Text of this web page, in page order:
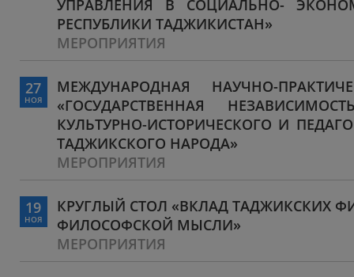
УПРАВЛЕНИЯ В СОЦИАЛЬНО-
РЕСПУБЛИКИ ТАДЖИКИСТАН»
МЕРОПРИЯТИЯ
27
НОЯ
МЕЖДУНАРОДНАЯ НАУЧНО-
«ГОСУДАРСТВЕННАЯ
КУЛЬТУРНО-ИСТОРИЧЕСКОГО И
ТАДЖИКСКОГО НАРОДА»
МЕРОПРИЯТИЯ
19
НОЯ
КРУГЛЫЙ СТОЛ «ВКЛАД ТАДЖИКСКИХ
ФИЛОСОФСКОЙ МЫСЛИ»
МЕРОПРИЯТИЯ